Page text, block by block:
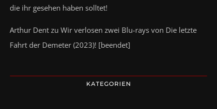
die ihr gesehen haben solltet!
Arthur Dent zu Wir verlosen zwei Blu-rays von Die letzte
Fahrt der Demeter (2023)! [beendet]
KATEGORIEN